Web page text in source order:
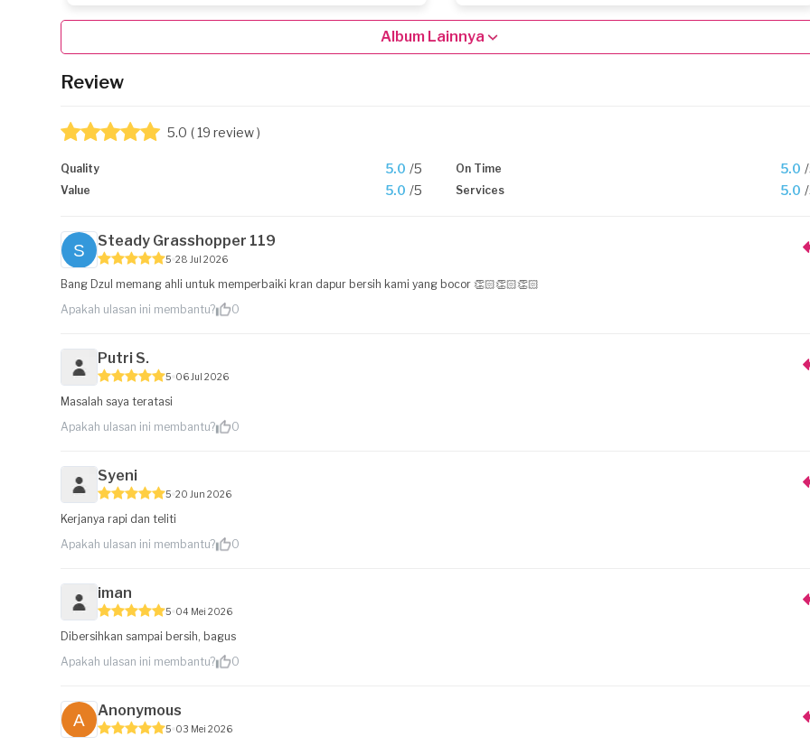
Album Lainnya
Review
5.0 ( 19 review )
Quality 5.0 /5 On Time 5.0
Value 5.0 /5 Services 5.0
Steady Grasshopper 119
5 28 Jul 2026
Bang Dzul memang ahli untuk memperbaiki kran dapur bersih kami yang bocor 👏🏻👏🏻👏🏻
Apakah ulasan ini membantu?
0
Putri S.
5 06 Jul 2026
Masalah saya teratasi
Apakah ulasan ini membantu?
0
Syeni
5 20 Jun 2026
Kerjanya rapi dan teliti
Apakah ulasan ini membantu?
0
iman
5 04 Mei 2026
Dibersihkan sampai bersih, bagus
Apakah ulasan ini membantu?
0
Anonymous
5 03 Mei 2026